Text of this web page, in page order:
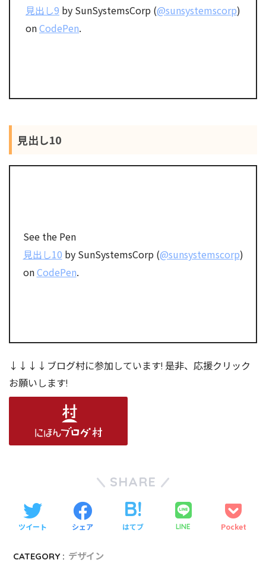
見出し9 by SunSystemsCorp (@sunsystemscorp)
onCodePen.
見出し10
See the Pen
見出し10 by SunSystemsCorp (@sunsystemscorp)
onCodePen.
↓↓↓↓ブログ村に参加しています! 是非、応援クリック
お願いします!
SHARE
ツイート シェア はてブ LINE Pocket
CATEGORY : デザイン